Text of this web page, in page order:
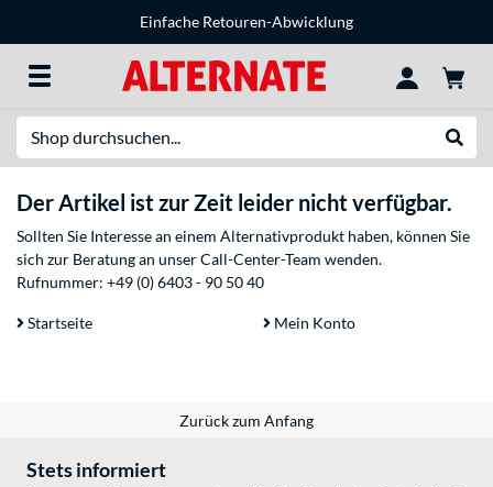
Einfache Retouren-Abwicklung
Der Artikel ist zur Zeit leider nicht verfügbar.
Sollten Sie Interesse an einem Alternativprodukt haben, können Sie
sich zur Beratung an unser Call-Center-Team wenden.
Rufnummer: +49 (0) 6403 - 90 50 40
Startseite Mein Konto
Zurück zum Anfang
Stets informiert